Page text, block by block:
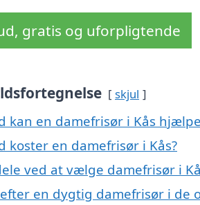
gratis og uforpligtende
skjul
kan en damefrisør i Kås
koster en damefrisør i Kås?
ved at vælge damefrisør i
en dygtig damefrisør i de